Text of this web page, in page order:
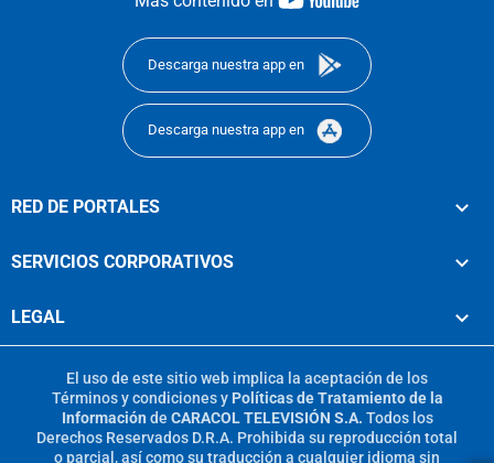
Descarga nuestra app en
Descarga nuestra app en
RED DE PORTALES
SERVICIOS CORPORATIVOS
LEGAL
El uso de este sitio web implica la aceptación de los
Términos y condicionesy Políticas de Tratamiento de la
Información de CARACOL TELEVISIÓN S.A. Todos los
Derechos Reservados D.R.A. Prohibida su reproducción total
o parcial, así como su traducción a cualquier idioma sin